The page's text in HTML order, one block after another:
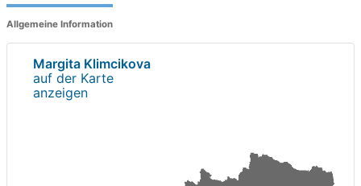
Allgemeine Information
Margita Klimcikova
auf der Karte
anzeigen